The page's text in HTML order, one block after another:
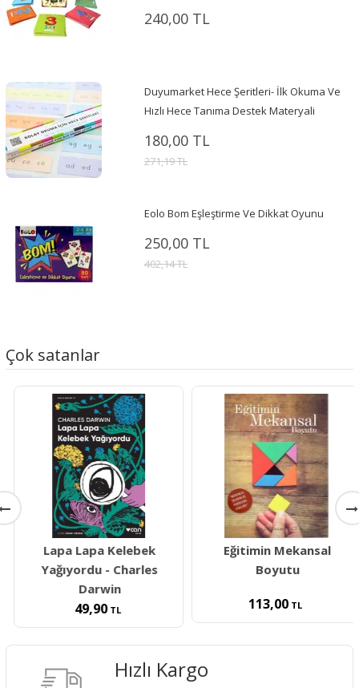
240,00 TL
Duyumarket Hece Şeritleri- İlk Okuma Ve
Hızlı Hece Tanıma Destek Materyali
180,00 TL
271,19 TL
Eolo Bom Eşleştirme Ve Dikkat Oyunu
250,00 TL
402,14 TL
Çok satanlar
Lapa Lapa Kelebek
Yağıyordu - Charles
Darwin
49,90TL
Eğitimin Mekansal
Boyutu
113,00TL
Hızlı Kargo